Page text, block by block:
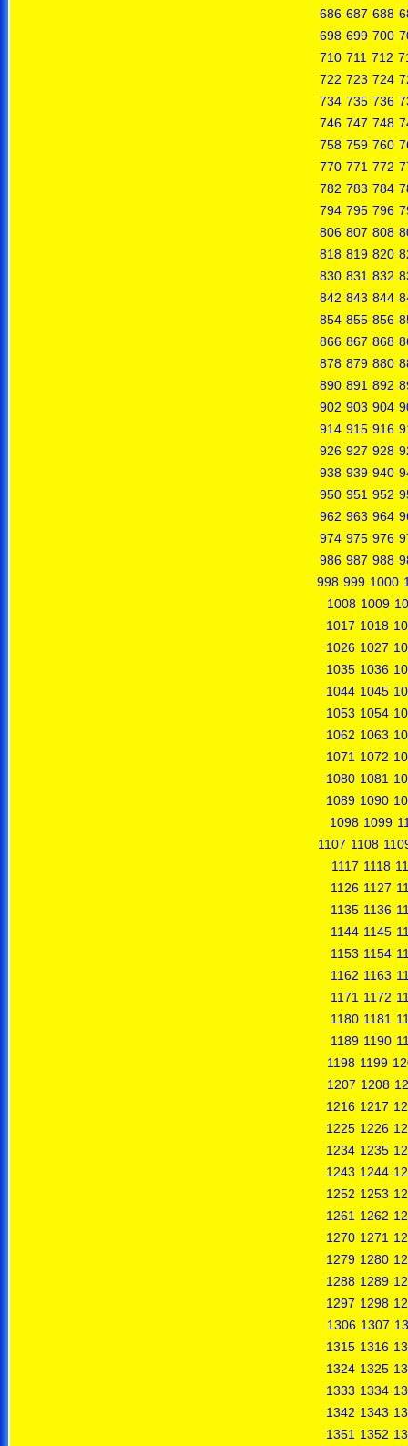
686 687 688
698 699 700
710 711 712
722 723 724
734 735 736
746 747 748
758 759 760
770 771 772
782 783 784
794 795 796
806 807 808
818 819 820
830 831 832
842 843 844
854 855 856
866 867 868
878 879 880
890 891 892
902 903 904
914 915 916
926 927 928
938 939 940
950 951 952
962 963 964
974 975 976
986 987 988
998 999 1000
1008 1009
1017 1018
1026 1027
1035 1036
1044 1045
1053 1054
1062 1063
1071 1072
1080 1081
1089 1090
1098 1099
1107 1108
1117 1118
1126 1127
1135 1136
1144 1145
1153 1154
1162 1163
1171 1172
1180 1181
1189 1190
1198 1199
1207 1208
1216 1217
1225 1226
1234 1235
1243 1244
1252 1253
1261 1262
1270 1271
1279 1280
1288 1289
1297 1298
1306 1307
1315 1316
1324 1325
1333 1334
1342 1343
1351 1352